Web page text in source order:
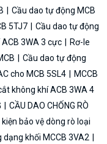
Cầu dao tự động MCB
5TJ7
Cầu dao tự động
3WA 3 cực
Rơ-le
Cầu dao tự động
cho MCB 5SL4
MCCB
không khí ACB 3WA 4
CẦU DAO CHỐNG RÒ
kiện bảo vệ dòng rò loại
khối MCCB 3VA2